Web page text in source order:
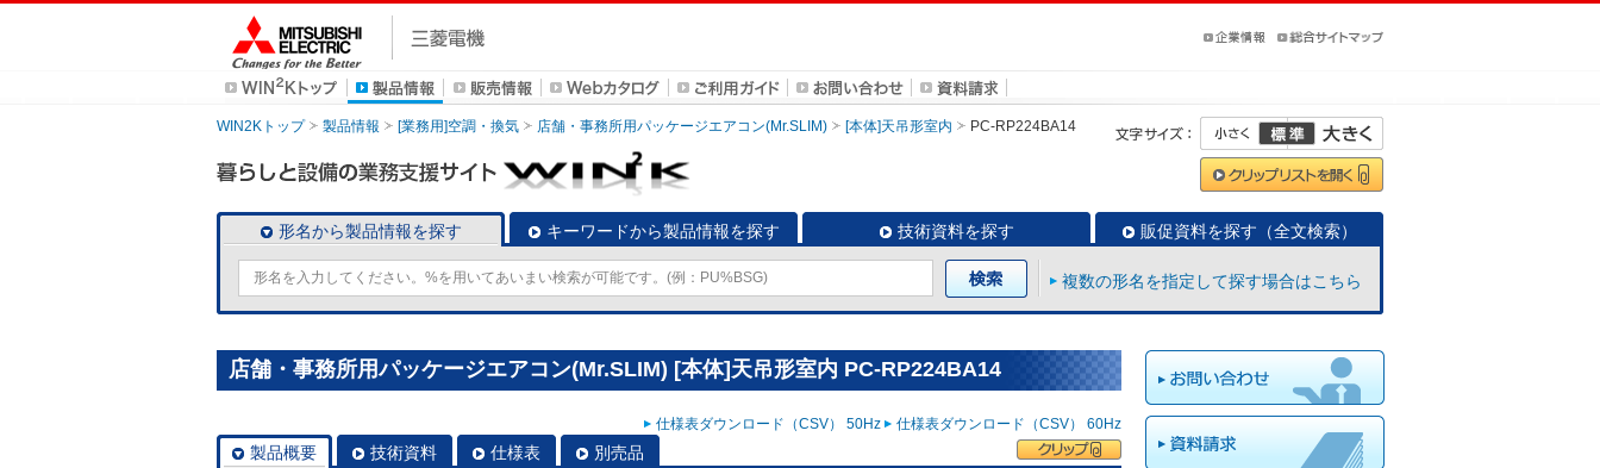
WIN2Kトップ 製品情報 [業務用]空調・換気 店舗・事務所用パッケージエアコン(Mr.SLIM) [本体]天吊形室内 PC-RP224BA14
形名から製品情報を探す キーワードから製品情報を探す 技術資料を探す 販促資料を探す（全文検索）
複数の形名を指定して探す場合はこちら
店舗・事務所用パッケージエアコン(Mr.SLIM) [本体]天吊形室内 PC-RP224BA14
仕様表ダウンロード（CSV） 50Hz 仕様表ダウンロード（CSV） 60Hz
製品概要 技術資料 仕様表 別売品